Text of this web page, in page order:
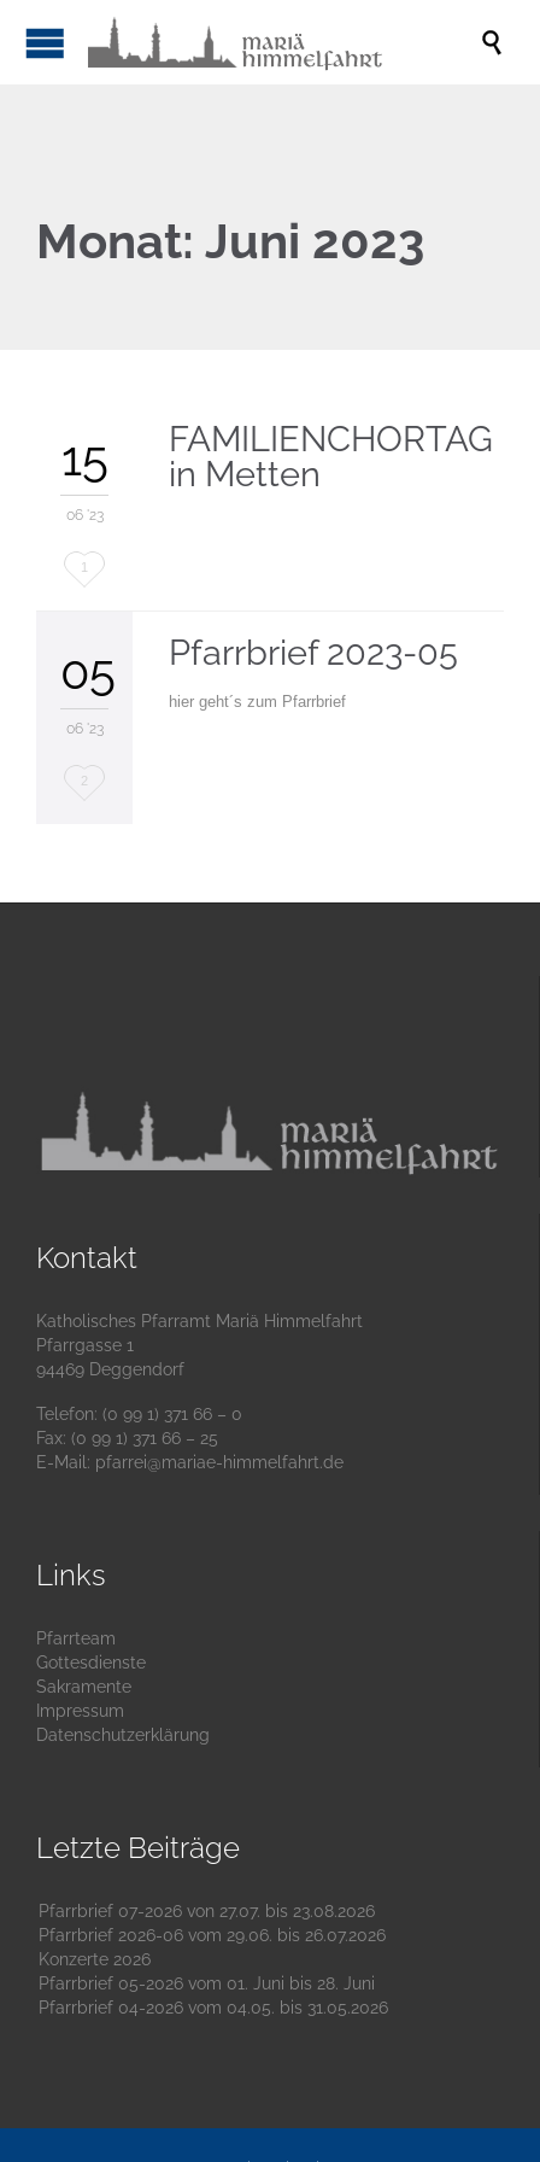

Monat: Juni 2023
15
06 '23
Love
1
FAMILIENCHORTAG
in Metten
05
06 '23
Love
2
Pfarrbrief 2023-05
hier geht´s zum Pfarrbrief
Kontakt
Katholisches Pfarramt Mariä Himmelfahrt
Pfarrgasse 1
94469 Deggendorf
Telefon: (0 99 1) 371 66 – 0
Fax: (0 99 1) 371 66 – 25
E-Mail: pfarrei@mariae-himmelfahrt.de
Links
Pfarrteam
Gottesdienste
Sakramente
Impressum
Datenschutzerklärung
Letzte Beiträge
Pfarrbrief 07-2026 von 27.07. bis 23.08.2026
Pfarrbrief 2026-06 vom 29.06. bis 26.07.2026
Konzerte 2026
Pfarrbrief 05-2026 vom 01. Juni bis 28. Juni
Pfarrbrief 04-2026 vom 04.05. bis 31.05.2026